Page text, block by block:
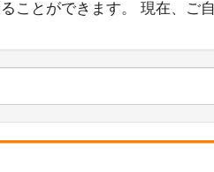
ことができます。 現在、ご